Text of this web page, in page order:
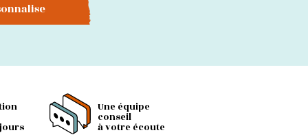
Une équipe
conseil
à votre écoute